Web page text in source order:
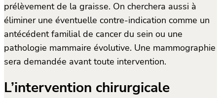
prélèvement de la graisse. On cherchera aussi à
éliminer une éventuelle contre-indication comme un
antécédent familial de cancer du sein ou une
pathologie mammaire évolutive. Une mammographie
sera demandée avant toute intervention.
L’intervention chirurgicale